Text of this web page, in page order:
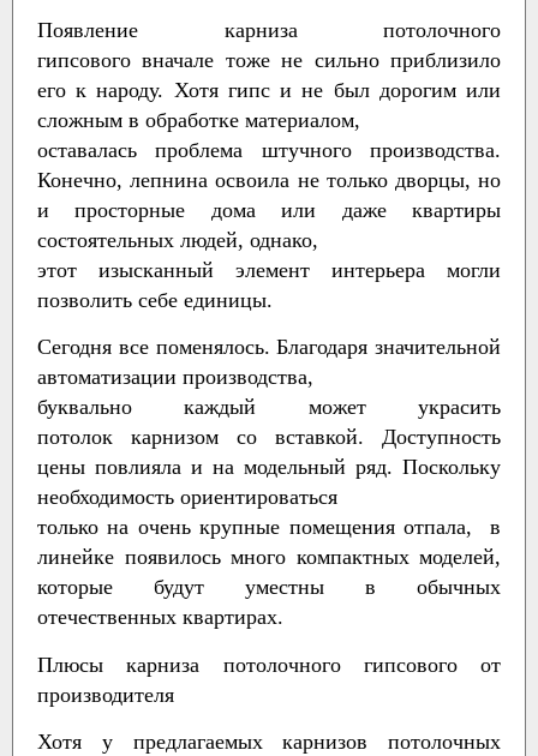
Появление карниза потолочного
гипсового вначале тоже не сильно приблизило
его к народу. Хотя гипс и не был дорогим или
сложным в обработке материалом,
оставалась проблема штучного производства.
Конечно, лепнина освоила не только дворцы, но
и просторные дома или даже квартиры
состоятельных людей, однако,
этот изысканный элемент интерьера могли
позволить себе единицы.
Сегодня все поменялось. Благодаря значительной
автоматизации производства,
буквально каждый может украсить
потолок карнизом со вставкой. Доступность
цены повлияла и на модельный ряд. Поскольку
необходимость ориентироваться
только на очень крупные помещения отпала, в
линейке появилось много компактных моделей,
которые будут уместны в обычных
отечественных квартирах.
Плюсы карниза потолочного гипсового от
производителя
Хотя у предлагаемых карнизов потолочных